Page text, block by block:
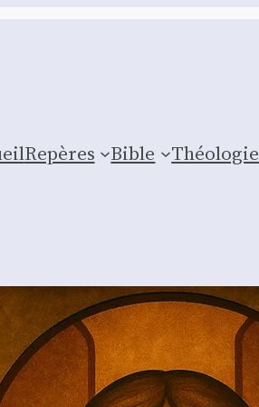
Repères Bible Théologie